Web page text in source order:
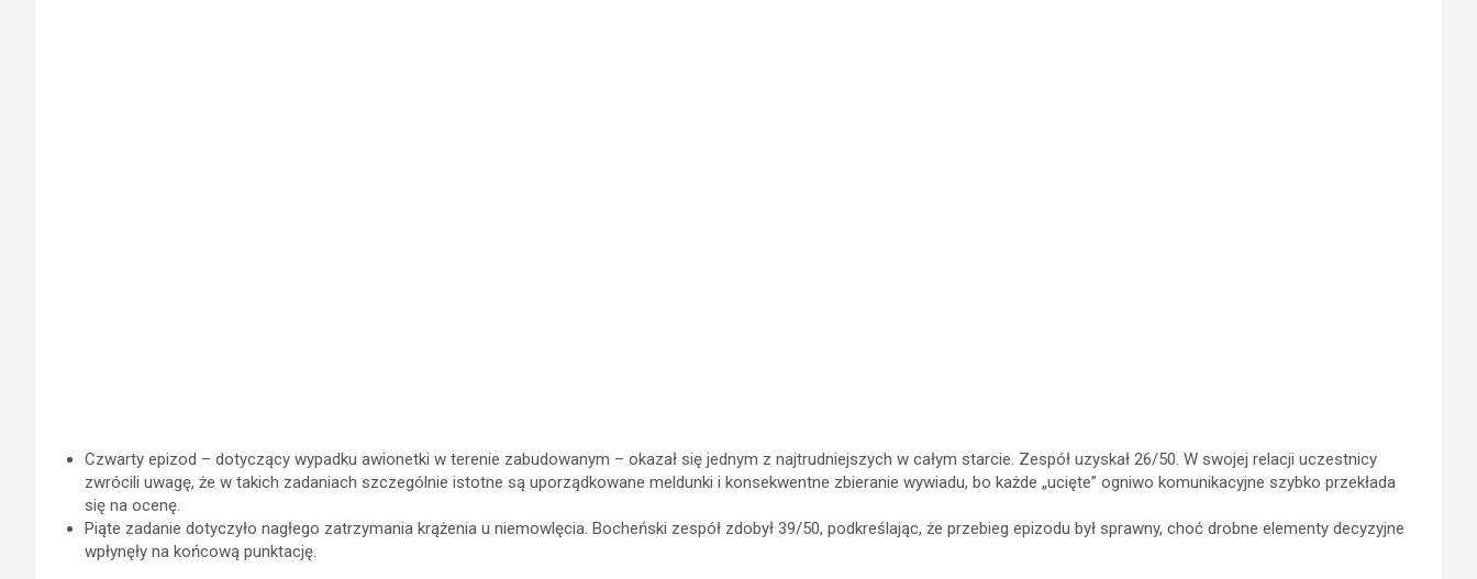
Czwarty epizod – dotyczący wypadku awionetki w terenie zabudowanym – okazał się jednym z najtrudniejszych w całym starcie. Zespół uzyskał 26/50. W swojej relacji uczestnicy
zwrócili uwagę, że w takich zadaniach szczególnie istotne są uporządkowane meldunki i konsekwentne zbieranie wywiadu, bo każde „ucięte” ogniwo komunikacyjne szybko przekłada
się na ocenę.
Piąte zadanie dotyczyło nagłego zatrzymania krążenia u niemowlęcia. Bocheński zespół zdobył 39/50, podkreślając, że przebieg epizodu był sprawny, choć drobne elementy decyzyjne
wpłynęły na końcową punktację.